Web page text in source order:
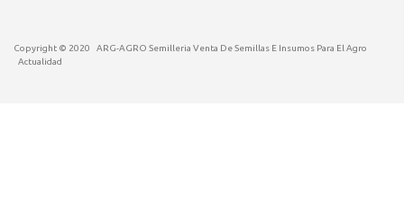
Copyright © 2020
ARG-AGRO Semilleria Venta De Semillas E Insumos Para El Agro
Actualidad